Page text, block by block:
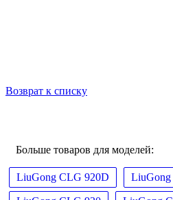
Возврат к списку
Больше товаров для моделей:
LiuGong CLG 920D